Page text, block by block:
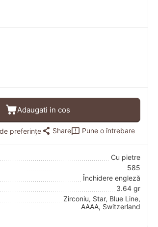
Adaugati in cos
preferințe Share Pune o întrebare
Cu pietre
585
Închidere engleză
3.64 gr
Zirconiu, Star, Blue Line,
AAAA, Switzerland